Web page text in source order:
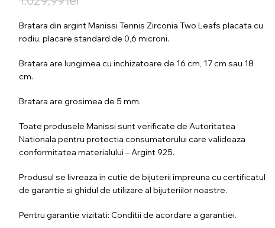
Bratara din argint Manissi Tennis Zirconia Two Leafs placata cu
rodiu, placare standard de 0,6 microni.
Bratara are lungimea cu inchizatoare de 16 cm, 17 cm sau 18
cm.
Bratara are grosimea de 5 mm.
Toate produsele Manissi sunt verificate de Autoritatea
Nationala pentru protectia consumatorului care valideaza
conformitatea materialului – Argint 925.
Produsul se livreaza in cutie de bijuterii impreuna cu certificatul
de garantie si ghidul de utilizare al bijuteriilor noastre.
Pentru garantie vizitati: Conditii de acordare a garantiei.